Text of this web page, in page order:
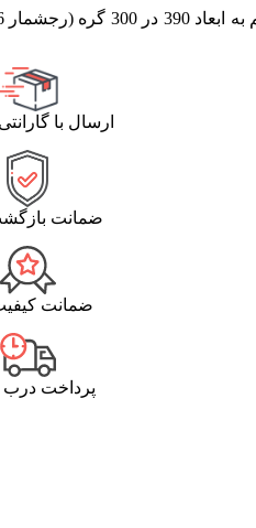
ارسال با
ضمانت
ضمانت
پرداخت درب